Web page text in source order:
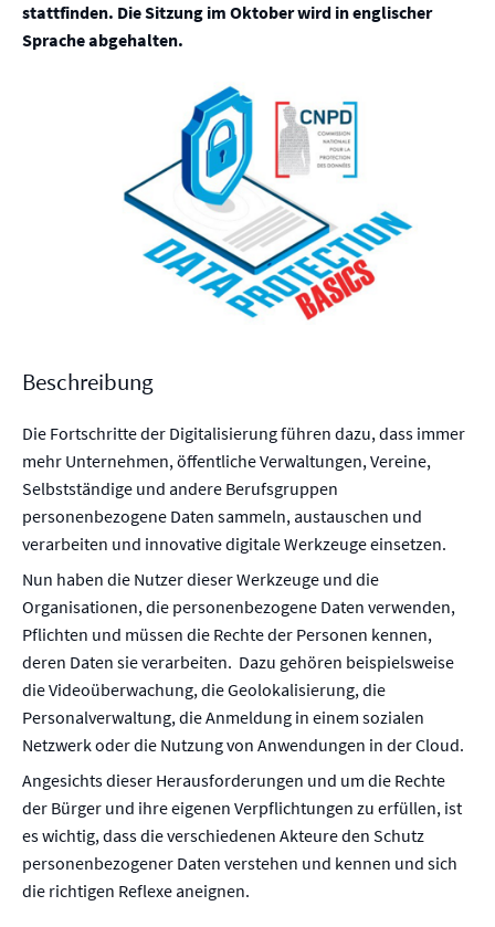
stattfinden. Die Sitzung im Oktober wird in englischer
Sprache abgehalten.
Beschreibung
Die Fortschritte der Digitalisierung führen dazu, dass immer
mehr Unternehmen, öffentliche Verwaltungen, Vereine,
Selbstständige und andere Berufsgruppen
personenbezogene Daten sammeln, austauschen und
verarbeiten und innovative digitale Werkzeuge einsetzen.
Nun haben die Nutzer dieser Werkzeuge und die
Organisationen, die personenbezogene Daten verwenden,
Pflichten und müssen die Rechte der Personen kennen,
deren Daten sie verarbeiten. Dazu gehören beispielsweise
die Videoüberwachung, die Geolokalisierung, die
Personalverwaltung, die Anmeldung in einem sozialen
Netzwerk oder die Nutzung von Anwendungen in der Cloud.
Angesichts dieser Herausforderungen und um die Rechte
der Bürger und ihre eigenen Verpflichtungen zu erfüllen, ist
es wichtig, dass die verschiedenen Akteure den Schutz
personenbezogener Daten verstehen und kennen und sich
die richtigen Reflexe aneignen.